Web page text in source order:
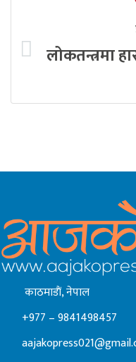
लोकतन्त्रमा
काठमाडाैं, नेपाल
+977 – 9841498457